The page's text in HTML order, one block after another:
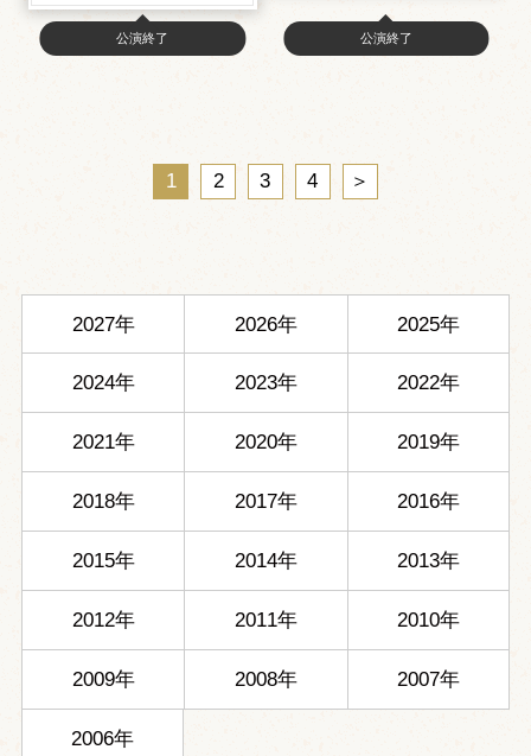
公演終了 公演終了
1 2 3 4 ＞
2027年 2026年 2025年
2024年 2023年 2022年
2021年 2020年 2019年
2018年 2017年 2016年
2015年 2014年 2013年
2012年 2011年 2010年
2009年 2008年 2007年
2006年